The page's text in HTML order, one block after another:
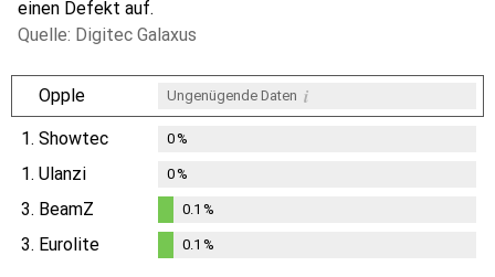
einen Defekt auf.
Quelle: Digitec Galaxus
Opple Ungenügende Daten i
1. Showtec 0%
1. Ulanzi 0%
3. BeamZ
%
0.1 %
3. Eurolite 0.1 %